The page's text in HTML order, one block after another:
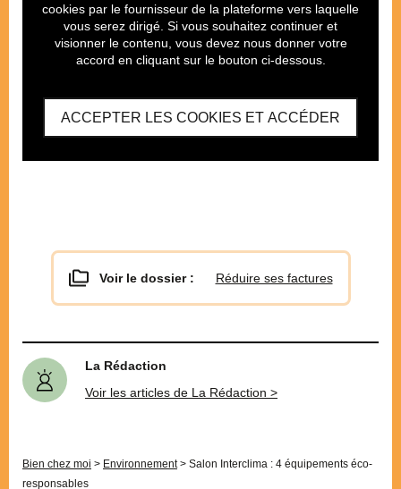
cookies par le fournisseur de la plateforme vers laquelle
vous serez dirigé. Si vous souhaitez continuer et
visionner le contenu, vous devez nous donner votre
accord en cliquant sur le bouton ci-dessous.
ACCEPTER LES COOKIES ET ACCÉDER
Voir le dossier : Réduire ses factures
La Rédaction
Voir les articles de La Rédaction >
Bien chez moi > Environnement> Salon Interclima : 4 équipements éco-
responsables